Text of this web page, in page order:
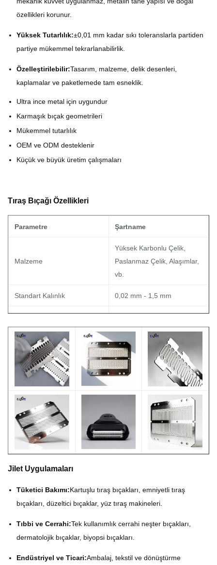
özellikleri korunur.
Yüksek Tutarlılık:±0,01 mm kadar sıkı toleranslarla partiden
partiye mükemmel tekrarlanabilirlik.
Özelleştirilebilir:Tasarım, malzeme, delik desenleri,
kaplamalar ve paketlemede tam esneklik.
Ultra ince metal için uygundur
Karmaşık bıçak geometrileri
Mükemmel tutarlılık
OEM ve ODM desteklenir
Küçük ve büyük üretim çalışmaları
Tıraş Bıçağı Özellikleri
Parametre Şartname
Malzeme
Yüksek Karbonlu Çelik,
Paslanmaz Çelik, Alaşımlar,
vb.
Standart Kalınlık 0,02 mm - 1,5 mm
Kenar Keskinliği (Ra)
< 0,2 µm'ye ulaşılabilir
(işleme sonrası bağımlı)
Yüzey İşlemi
Parlak, Mat veya ihtiyaca
Jilet Uygulamaları
Tüketici Bakımı:Kartuşlu tıraş bıçakları, emniyetli tıraş
bıçakları, düzeltici bıçaklar, yüz tıraş makineleri.
Tıbbi ve Cerrahi:Tek kullanımlık cerrahi neşter bıçakları,
dermatolojik bıçaklar, biyopsi bıçakları.
Endüstriyel ve Ticari:Ambalaj, tekstil ve dönüştürme